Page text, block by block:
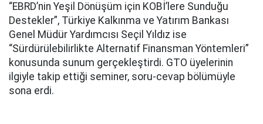
“EBRD’nin Yeşil Dönüşüm için KOBİ’lere Sunduğu
Destekler”, Türkiye Kalkınma ve Yatırım Bankası
Genel Müdür Yardımcısı Seçil Yıldız ise
“Sürdürülebilirlikte Alternatif Finansman Yöntemleri”
konusunda sunum gerçekleştirdi. GTO üyelerinin
ilgiyle takip ettiği seminer, soru-cevap bölümüyle
sona erdi.